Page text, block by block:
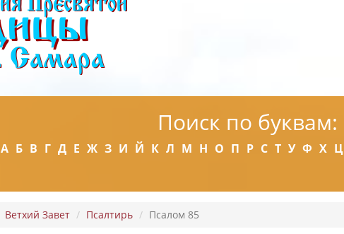
Поиск по буквам:
А Б В Г Д Е Ж З И Й К Л М Н О П Р С Т У Ф Х Ц
Ветхий Завет Псалтирь Псалом 85